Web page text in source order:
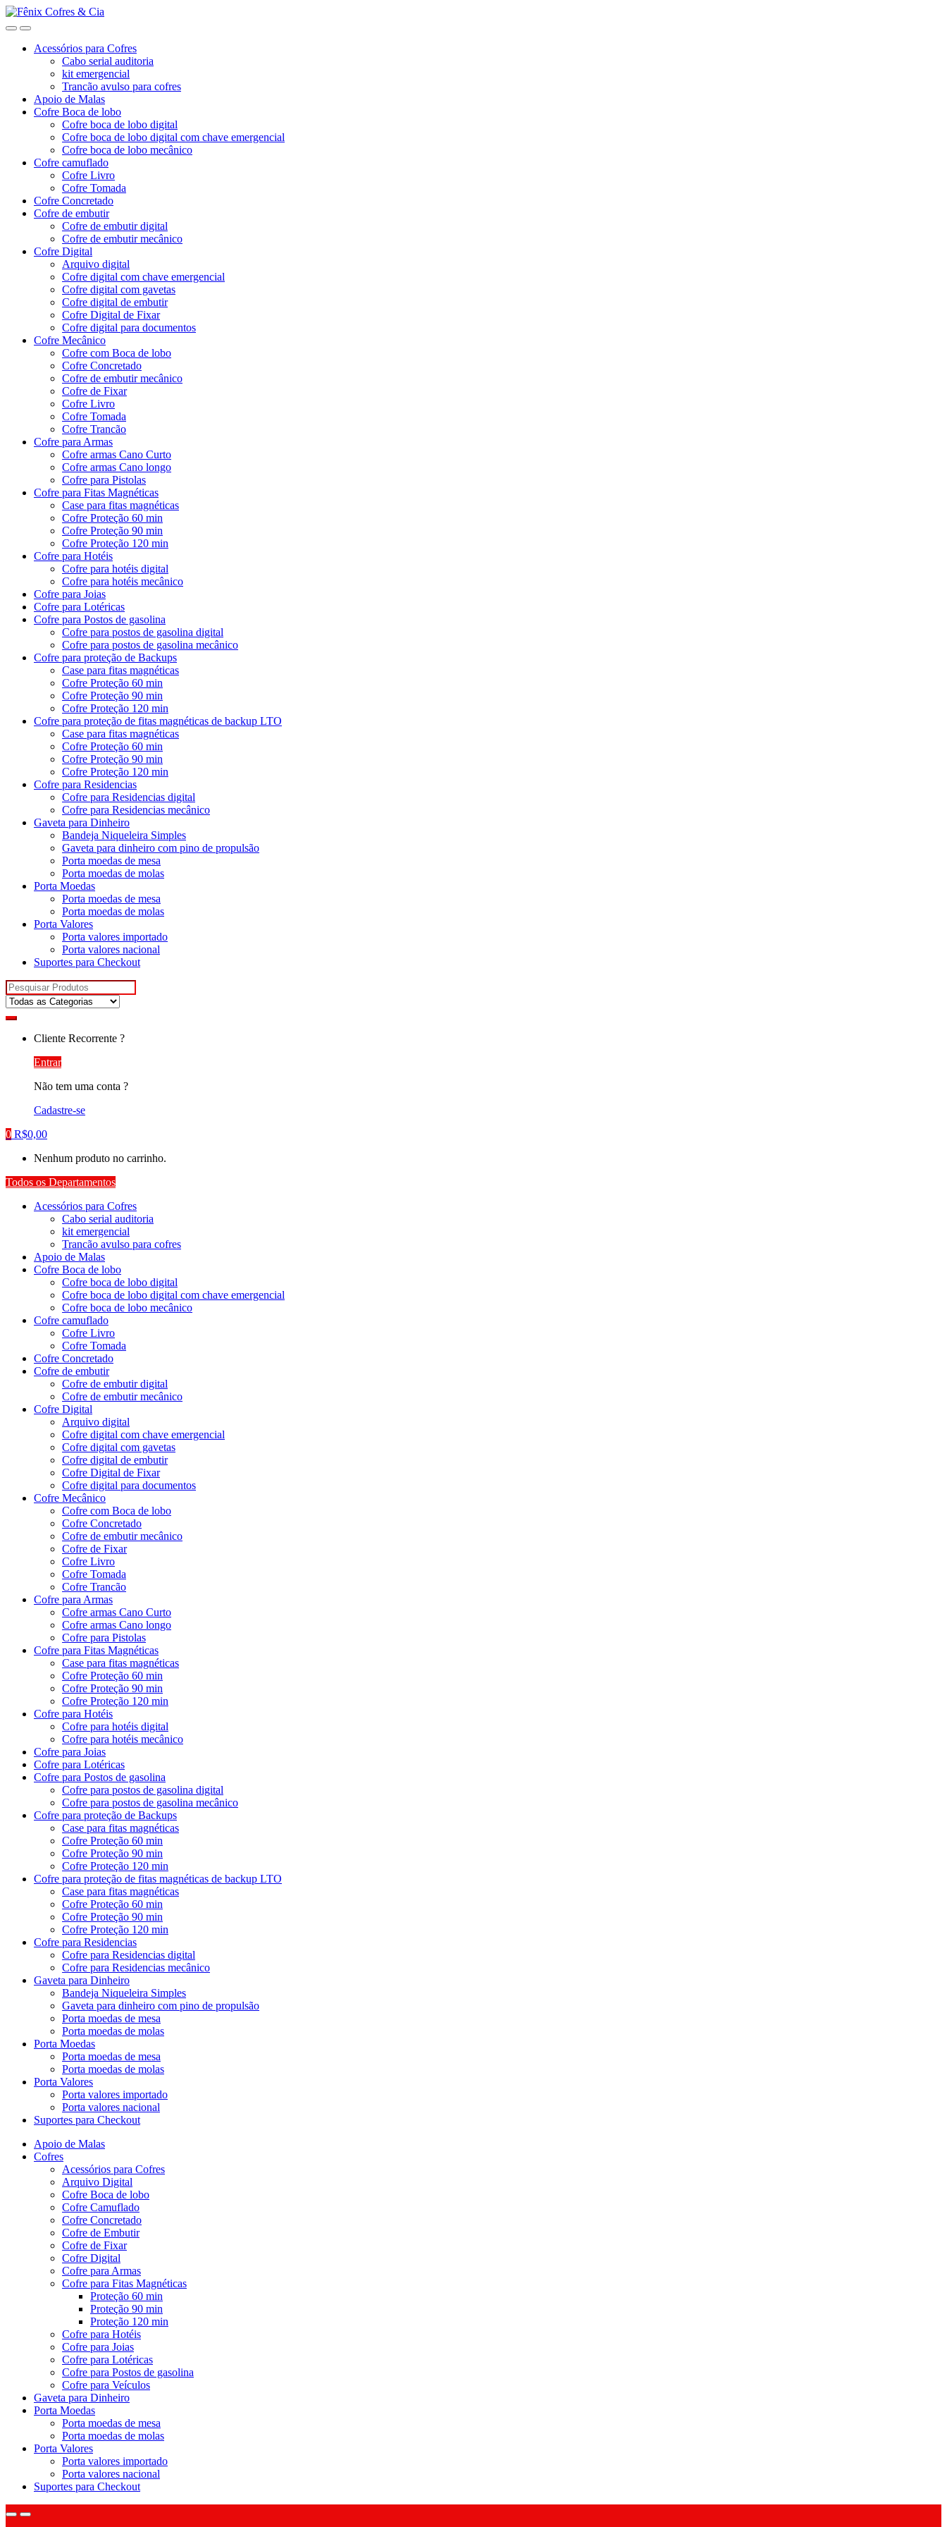
Ir
para
navegação
Ir
para
conteúdoAcessórios para Cofres
Cabo serial auditoria
kit emergencial
Trancão avulso para cofres
Apoio de Malas
Cofre Boca de lobo
Cofre boca de lobo digital
Cofre boca de lobo digital com chave emergencial
Cofre boca de lobo mecânico
Cofre camuflado
Cofre Livro
Cofre Tomada
Cofre Concretado
Cofre de embutir
Cofre de embutir digital
Cofre de embutir mecânico
Cofre Digital
Arquivo digital
Cofre digital com chave emergencial
Cofre digital com gavetas
Cofre digital de embutir
Cofre Digital de Fixar
Cofre digital para documentos
Cofre Mecânico
Cofre com Boca de lobo
Cofre Concretado
Cofre de embutir mecânico
Cofre de Fixar
Cofre Livro
Cofre Tomada
Cofre Trancão
Cofre para Armas
Cofre armas Cano Curto
Cofre armas Cano longo
Cofre para Pistolas
Cofre para Fitas Magnéticas
Case para fitas magnéticas
Cofre Proteção 60 min
Cofre Proteção 90 min
Cofre Proteção 120 min
Cofre para Hotéis
Cofre para hotéis digital
Cofre para hotéis mecânico
Cofre para Joias
Cofre para Lotéricas
Cofre para Postos de gasolina
Cofre para postos de gasolina digital
Cofre para postos de gasolina mecânico
Cofre para proteção de Backups
Case para fitas magnéticas
Cofre Proteção 60 min
Cofre Proteção 90 min
Cofre Proteção 120 min
Cofre para proteção de fitas magnéticas de backup LTO
Case para fitas magnéticas
Cofre Proteção 60 min
Cofre Proteção 90 min
Cofre Proteção 120 min
Cofre para Residencias
Cofre para Residencias digital
Cofre para Residencias mecânico
Gaveta para Dinheiro
Bandeja Niqueleira Simples
Gaveta para dinheiro com pino de propulsão
Porta moedas de mesa
Porta moedas de molas
Porta Moedas
Porta moedas de mesa
Porta moedas de molas
Porta Valores
Porta valores importado
Porta valores nacional
Suportes para Checkout
Pesquisar
por:
Cliente Recorrente ?
Entrar
Não tem uma conta ?
Cadastre-se
0 R$0,00
Nenhum produto no carrinho.
Todos os Departamentos
Acessórios para Cofres
Cabo serial auditoria
kit emergencial
Trancão avulso para cofres
Apoio de Malas
Cofre Boca de lobo
Cofre boca de lobo digital
Cofre boca de lobo digital com chave emergencial
Cofre boca de lobo mecânico
Cofre camuflado
Cofre Livro
Cofre Tomada
Cofre Concretado
Cofre de embutir
Cofre de embutir digital
Cofre de embutir mecânico
Cofre Digital
Arquivo digital
Cofre digital com chave emergencial
Cofre digital com gavetas
Cofre digital de embutir
Cofre Digital de Fixar
Cofre digital para documentos
Cofre Mecânico
Cofre com Boca de lobo
Cofre Concretado
Cofre de embutir mecânico
Cofre de Fixar
Cofre Livro
Cofre Tomada
Cofre Trancão
Cofre para Armas
Cofre armas Cano Curto
Cofre armas Cano longo
Cofre para Pistolas
Cofre para Fitas Magnéticas
Case para fitas magnéticas
Cofre Proteção 60 min
Cofre Proteção 90 min
Cofre Proteção 120 min
Cofre para Hotéis
Cofre para hotéis digital
Cofre para hotéis mecânico
Cofre para Joias
Cofre para Lotéricas
Cofre para Postos de gasolina
Cofre para postos de gasolina digital
Cofre para postos de gasolina mecânico
Cofre para proteção de Backups
Case para fitas magnéticas
Cofre Proteção 60 min
Cofre Proteção 90 min
Cofre Proteção 120 min
Cofre para proteção de fitas magnéticas de backup LTO
Case para fitas magnéticas
Cofre Proteção 60 min
Cofre Proteção 90 min
Cofre Proteção 120 min
Cofre para Residencias
Cofre para Residencias digital
Cofre para Residencias mecânico
Gaveta para Dinheiro
Bandeja Niqueleira Simples
Gaveta para dinheiro com pino de propulsão
Porta moedas de mesa
Porta moedas de molas
Porta Moedas
Porta moedas de mesa
Porta moedas de molas
Porta Valores
Porta valores importado
Porta valores nacional
Suportes para Checkout
Apoio de Malas
Cofres
Acessórios para Cofres
Arquivo Digital
Cofre Boca de lobo
Cofre Camuflado
Cofre Concretado
Cofre de Embutir
Cofre de Fixar
Cofre Digital
Cofre para Armas
Cofre para Fitas Magnéticas
Proteção 60 min
Proteção 90 min
Proteção 120 min
Cofre para Hotéis
Cofre para Joias
Cofre para Lotéricas
Cofre para Postos de gasolina
Cofre para Veículos
Gaveta para Dinheiro
Porta Moedas
Porta moedas de mesa
Porta moedas de molas
Porta Valores
Porta valores importado
Porta valores nacional
Suportes para Checkout